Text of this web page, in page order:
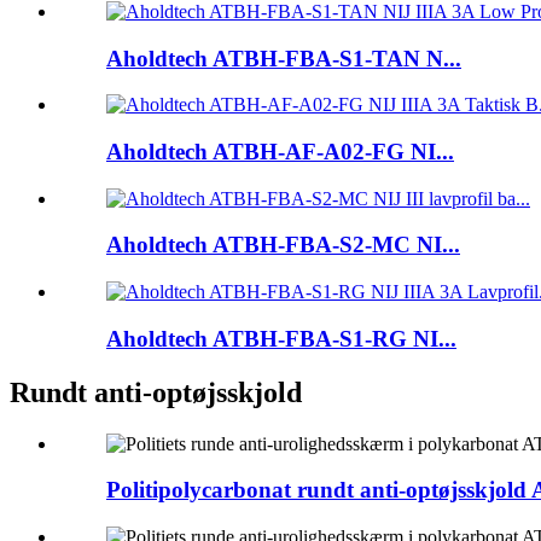
Aholdtech ATBH-FBA-S1-TAN N...
Aholdtech ATBH-AF-A02-FG NI...
Aholdtech ATBH-FBA-S2-MC NI...
Aholdtech ATBH-FBA-S1-RG NI...
Rundt anti-optøjsskjold
Politipolycarbonat rundt anti-optøjsskjold